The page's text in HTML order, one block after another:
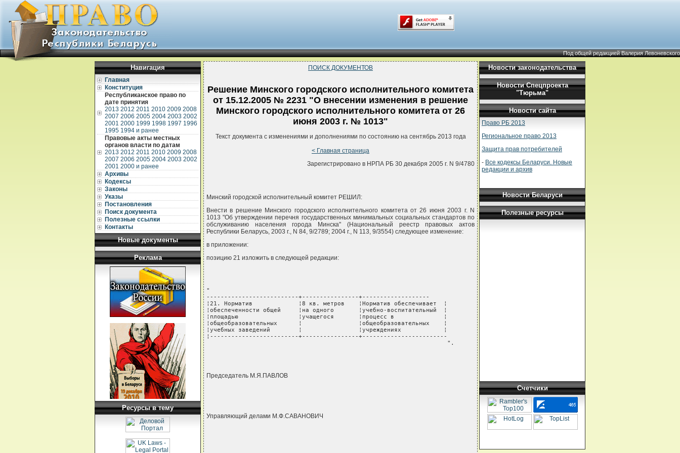
Под общей редакцией Валерия Левоневского
Навигация
Главная
Конституция
Республиканское право по
дате принятия
2013 2012 2011 2010 2009 2008
2007 2006 2005 2004 2003 2002
2001 2000 1999 1998 1997 1996
1995 1994 и ранее
Правовые акты местных
органов власти по датам
2013 2012 2011 2010 2009 2008
2007 2006 2005 2004 2003 2002
2001 2000 и ранее
Архивы
Кодексы
Законы
Указы
Постановления
Поиск документа
Полезные ссылки
Контакты
Новые документы
Реклама
Ресурсы в тему
ПОИСК ДОКУМЕНТОВ
Решение Минского городского исполнительного комитета
от 15.12.2005 № 2231 "О внесении изменения в решение
Минского городского исполнительного комитета от 26
июня 2003 г. № 1013"
Текст документа с изменениями и дополнениями по состоянию на сентябрь 2013 года
< Главная страница
Зарегистрировано в НРПА РБ 30 декабря 2005 г. N 9/4780
Минский городской исполнительный комитет РЕШИЛ:
Внести в решение Минского городского исполнительного комитета от 26 июня 2003 г. N
1013 "Об утверждении перечня государственных минимальных социальных стандартов по
обслуживанию населения города Минска" (Национальный реестр правовых актов
Республики Беларусь, 2003 г., N 84, 9/2789; 2004 г., N 113, 9/3554) следующее изменение:
в приложении:
позицию 21 изложить в следующей редакции:
"
--------------------------+----------------+-------------------
¦21. Норматив             ¦8 кв. метров    ¦Норматив обеспечивает  ¦
¦обеспеченности общей     ¦на одного       ¦учебно-воспитательный  ¦
¦площадью                 ¦учащегося       ¦процесс в              ¦
¦общеобразовательных      ¦                ¦общеобразовательных    ¦
¦учебных заведений        ¦                ¦учреждениях            ¦
¦-------------------------+----------------+------------------------
                                                                    ".
Председатель М.Я.ПАВЛОВ
Управляющий делами М.Ф.САВАНОВИЧ
Новости законодательства
Новости Спецпроекта
"Тюрьма"
Новости сайта
Право РБ 2013
Региональное право 2013
Защита прав потребителей
- Все кодексы Беларуси. Новые
редакции и архив
Новости Беларуси
Полезные ресурсы
Счетчики